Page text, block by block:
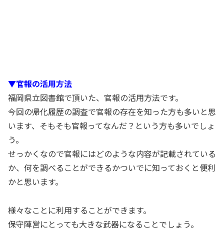
▼官報の活用方法
福岡県立図書館で頂いた、官報の活用方法です。
今回の帰化履歴の調査で官報の存在を知った方も多いと思
います、そもそも官報ってなんだ？という方も多いでしょ
う。
せっかくなので官報にはどのような内容が記載されている
か、何を調べることができるかついでに知っておくと便利
かと思います。
様々なことに利用することができます。
保守陣営にとっても大きな武器になることでしょう。